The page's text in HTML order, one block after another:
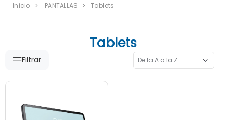
Inicio PANTALLAS Tablets
Tablets
Filtrar